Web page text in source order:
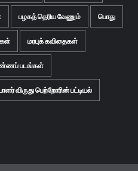
பழகத் தெரிய வேணும் பொது
மரபுக் கவிதைகள்
படங்கள்
விருது பெற்றோரின் பட்டியல்